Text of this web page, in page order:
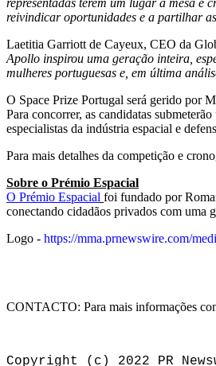
reivindicar oportunidades e a partilhar
Laetitia Garriott de Cayeux, CEO da
Apollo inspirou uma geração inteira,
mulheres portuguesas e, em última
O Space Prize Portugal será gerido por
Para concorrer, as candidatas
especialistas da indústria espacial e
Para mais detalhes da competição e
Sobre o Prémio Espacial
O Prémio Espacial foi fundado por
conectando cidadãos privados com uma
Logo - https://mma.prnewswire.com/
CONTACTO: Para mais informações
Copyright (c) 2022 PR